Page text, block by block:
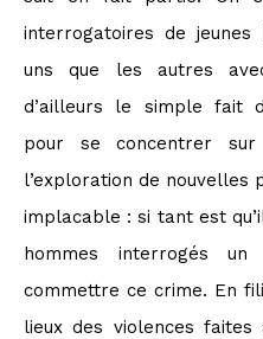
interrogatoires de
uns que les autres
d’ailleurs le simple fait
pour se concentrer
l’exploration de nouvelles
implacable : si tant est
hommes interrogés
commettre ce crime. En
lieux des violences